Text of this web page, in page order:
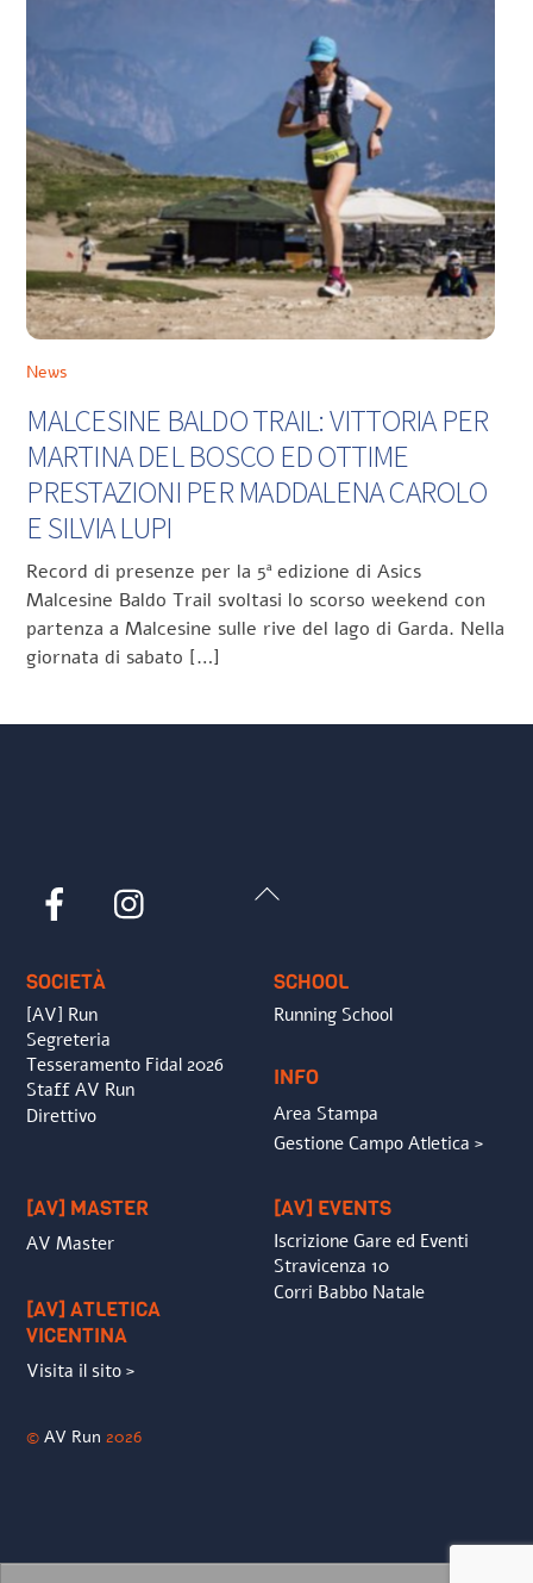
News
MALCESINE BALDO TRAIL: VITTORIA PER
MARTINA DEL BOSCO ED OTTIME
PRESTAZIONI PER MADDALENA CAROLO
E SILVIA LUPI
Record di presenze per la 5ª edizione di Asics
Malcesine Baldo Trail svoltasi lo scorso weekend con
partenza a Malcesine sulle rive del lago di Garda. Nella
giornata di sabato […]
Back
Facebook
SOCIETÀ
[AV] Run
Segreteria
Tesseramento Fidal 2026
Staff AV Run
Direttivo
SCHOOL
Running School
INFO
Area Stampa
Gestione Campo Atletica >
[AV] MASTER
AV Master
[AV] ATLETICA
VICENTINA
Visita il sito >
[AV] EVENTS
Iscrizione Gare ed Eventi
Stravicenza 10
Corri Babbo Natale
©AV Run 2026